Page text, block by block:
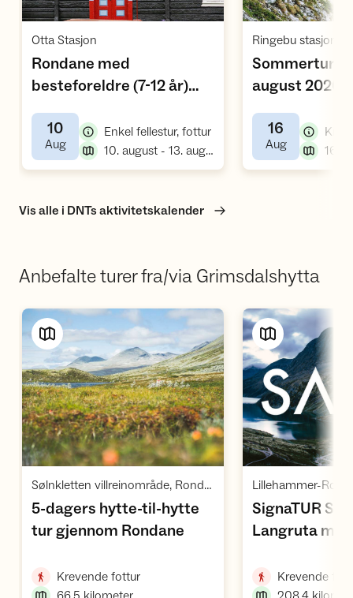
Åpne aktivitet
Otta Stasjon
Rondane med
besteforeldre (7-12 år)
(BT26)
10
Aug,
Enkel fellestur, fottur,
10. august - 13. august
august 2026
16
Aug,
Vis alle i DNTs aktivitetskalender
Anbefalte turer fra/via Grimsdalshytta
Vis turforslag
Sølnkletten villreinområde, Rondane, Rondane villreinområde 1, Dovrefjell
5-dagers hytte-til-hytte
tur gjennom Rondane
Krevende fottur,
SignaTUR
Langruta
Krevende